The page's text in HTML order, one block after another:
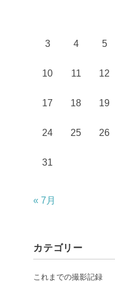
3 4 5
10 11 12
17 18 19
24 25 26
31
« 7月
カテゴリー
これまでの撮影記録